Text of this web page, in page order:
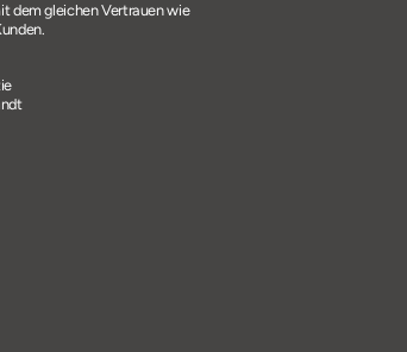
dem gleichen Vertrauen wie